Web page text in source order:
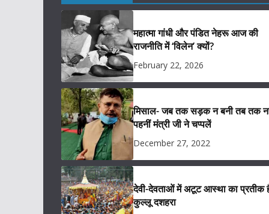
महात्मा गांधी और पंडित नेहरू आज की
राजनीति में ‘विलेन’ क्यों?
February 22, 2026
मिसाल- जब तक सड़क न बनी तब तक
पहनीं मंत्री जी ने चप्पलें
December 27, 2022
देवी-देवताओं में अटूट आस्था का प्रतीक
कुल्लू दशहरा